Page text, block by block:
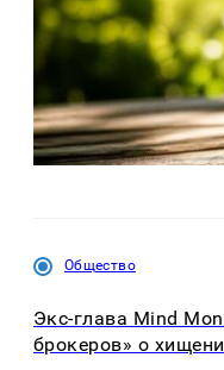
Общество
Экс-глава Mind
брокеров» о